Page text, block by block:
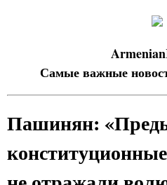
Самые важные
Пашинян: